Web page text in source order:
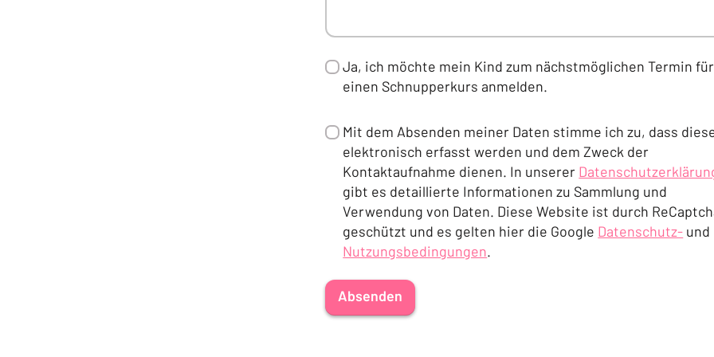
Ja, ich möchte mein Kind zum nächstmöglichen Termin für
einen Schnupperkurs anmelden.
Mit dem Absenden meiner Daten stimme ich zu, dass
elektronisch erfasst werden und dem Zweck der
Kontaktaufnahme dienen. In unserer
(Öffnet in einem
gibt es detaillierte Informationen zu Sammlung und
Verwendung von Daten. Diese Website ist durch
geschützt und es gelten hier die Google Datenschutz- und
Nutzungsbedingungen.
Absenden